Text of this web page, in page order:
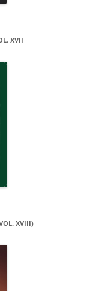
XVII
XVIII)